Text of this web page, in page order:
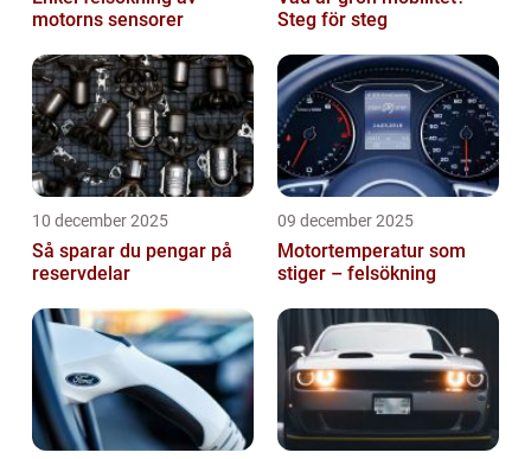
motorns sensorer
Steg för steg
10 december 2025
Så sparar du pengar på
reservdelar
09 december 2025
Motortemperatur som
stiger – felsökning